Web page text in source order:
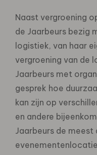
Naast vergroening
de Jaarbeurs bezig
logistiek, van haar
vergroening van de
Jaarbeurs met
gesprek hoe
kan zijn op
en andere
Jaarbeurs de meest